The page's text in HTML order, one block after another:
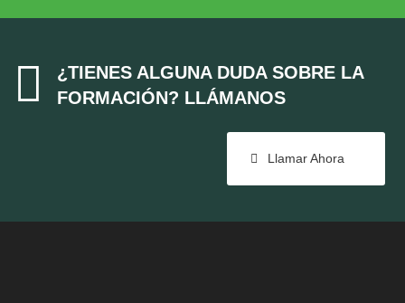

¿TIENES ALGUNA DUDA SOBRE LA
FORMACIÓN? LLÁMANOS
Llamar Ahora